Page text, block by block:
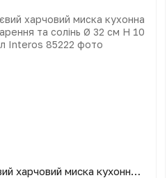
Таз алюмінієвий харчовий миска кухонна для варіння варення та солінь Ø 32 см H 10 см 6 л Interos